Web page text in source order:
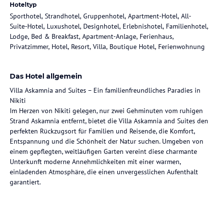
Hoteltyp
Sporthotel, Strandhotel, Gruppenhotel, Apartment-Hotel, All-
Suite-Hotel, Luxushotel, Designhotel, Erlebnishotel, Familienhotel,
Lodge, Bed & Breakfast, Apartment-Anlage, Ferienhaus,
Privatzimmer, Hotel, Resort, Villa, Boutique Hotel, Ferienwohnung
Das Hotel allgemein
Villa Askamnia and Suites – Ein familienfreundliches Paradies in
Nikiti
Im Herzen von Nikiti gelegen, nur zwei Gehminuten vom ruhigen
Strand Askamnia entfernt, bietet die Villa Askamnia and Suites den
perfekten Rückzugsort für Familien und Reisende, die Komfort,
Entspannung und die Schönheit der Natur suchen. Umgeben von
einem gepflegten, weitläufigen Garten vereint diese charmante
Unterkunft moderne Annehmlichkeiten mit einer warmen,
einladenden Atmosphäre, die einen unvergesslichen Aufenthalt
garantiert.